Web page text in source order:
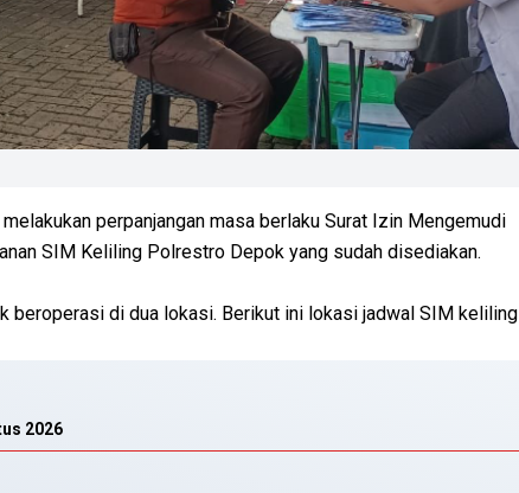
perpanjangan masa berlaku Surat Izin Mengemudi
SIM Keliling Polrestro Depok yang sudah disediakan.
beroperasi di dua lokasi. Berikut ini lokasi jadwal SIM keliling
2026